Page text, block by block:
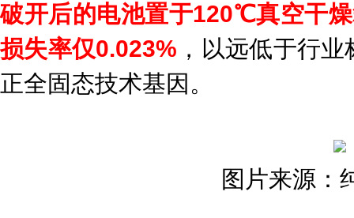
破开后的电池置于120℃真空干
损失率仅0.023% ，以远低于行
正全固态技术基因。
图片来源：